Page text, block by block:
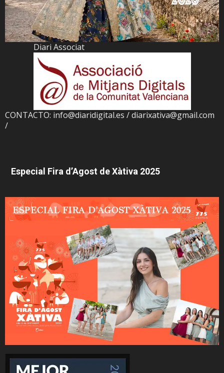
Diari Associat
CONTACTO: info@diaridigital.es / diarixativa@gmail.com
/
Especial Fira d’Agost de Xàtiva 2025